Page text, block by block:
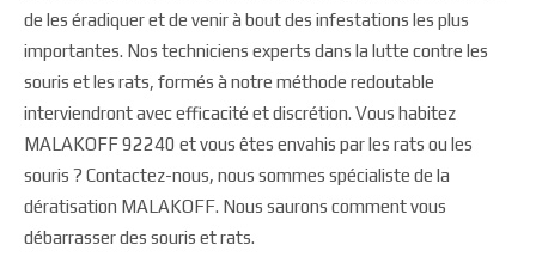
de les éradiquer et de venir à bout des infestations les plus
importantes. Nos techniciens experts dans la lutte contre les
souris et les rats, formés à notre méthode redoutable
interviendront avec efficacité et discrétion. Vous habitez
MALAKOFF 92240 et vous êtes envahis par les rats ou les
souris ? Contactez-nous, nous sommes spécialiste de la
dératisation MALAKOFF. Nous saurons comment vous
débarrasser des souris et rats.